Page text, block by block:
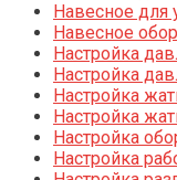
Навесное для
Навесное
Настройка
Настройка
Настройка
Настройка
Настройка
Настройка